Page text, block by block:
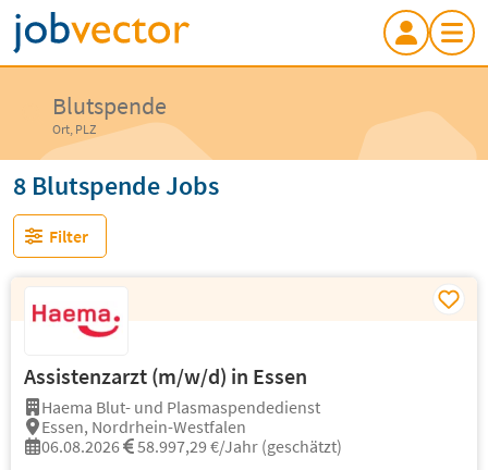
Blutspende
Ort, PLZ
8 Blutspende Jobs
Filter
Assistenzarzt (m/w/d) in Essen
Haema Blut- und Plasmaspendedienst
Essen, Nordrhein-Westfalen
06.08.2026
58.997,29 €/Jahr (geschätzt)